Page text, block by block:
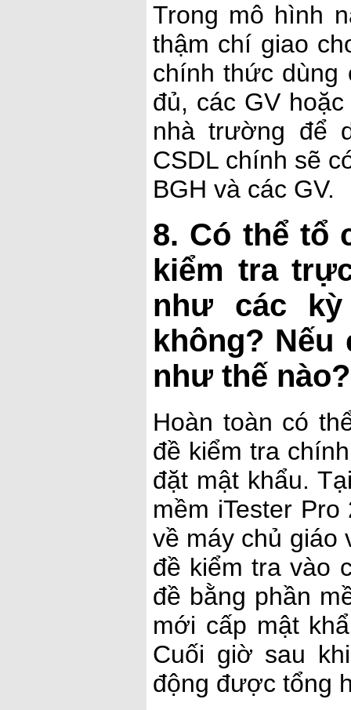
Trong mô hình
thậm chí giao
chính thức dùng
đủ, các GV
nhà trường để
CSDL chính sẽ
BGH và các GV.
8. Có thể tổ
kiểm tra
như các
không?
như thế nào?
Hoàn toàn có
đề kiểm tra
đặt mật khẩu.
mềm iTester
về máy chủ giáo
đề kiểm tra vào
đề bằng phần
mới cấp mật
Cuối giờ sau
động được tổng